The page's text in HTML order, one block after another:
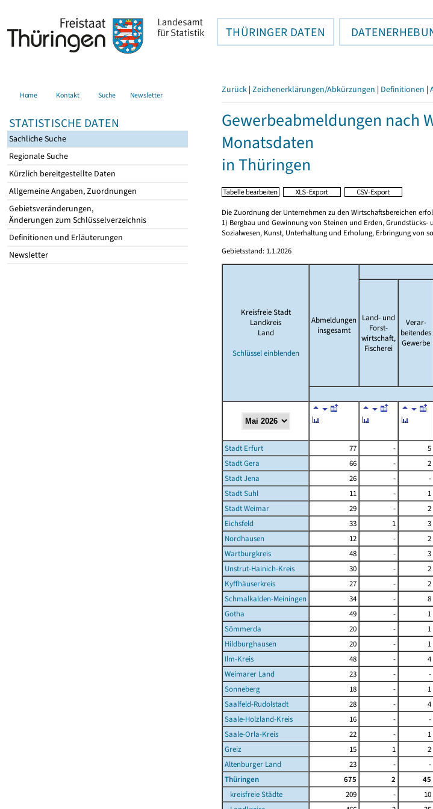
THÜRINGER DATEN
Home Kontakt Suche Newsletter
STATISTISCHE DATEN
Sachliche Suche
Regionale Suche
Kürzlich bereitgestellte Daten
Allgemeine Angaben, Zuordnungen
Gebietsveränderungen,
Änderungen zum Schlüsselverzeichnis
Definitionen und Erläuterungen
Newsletter
Zurück | Zeichenerklärungen/Abkürzungen | Definitionen |
Gewerbeabmeldungen nach
Monatsdaten
in Thüringen
Die Zuordnung der Unternehmen zu den Wirtschaftsbereichen
1) Bergbau und Gewinnung von Steinen und Erden,
Sozialwesen, Kunst, Unterhaltung und Erholung, Erbringung von
Gebietsstand: 1.1.2026
Kreisfreie Stadt
Landkreis
Land
Schlüssel einblenden
Abmeldungen
insgesamt
Land- und
Forst-
wirtschaft,
Fischerei
Verar-
beitendes
Gewerbe
Stadt Erfurt 77 - 5
Stadt Gera
66 - 2
Stadt Jena
26 - -
Stadt Suhl
11 - 1
Stadt Weimar
29 - 2
Eichsfeld
33 1 3
Nordhausen
12 - 2
Wartburgkreis
48 - 3
Unstrut-Hainich-Kreis
30 - 2
Kyffhäuserkreis
27 - 2
Schmalkalden-Meiningen
34 - 8
Gotha
49 - 1
Sömmerda
20 - 1
Hildburghausen
20 - 1
Ilm-Kreis
48 - 4
Weimarer Land
23 - -
Sonneberg
18 - 1
Saalfeld-Rudolstadt
28 - 4
Saale-Holzland-Kreis
16 - -
Saale-Orla-Kreis
22 - 1
Greiz
15 1 2
Altenburger Land
23 - -
Thüringen
675 2 45
kreisfreie Städte
209 - 10